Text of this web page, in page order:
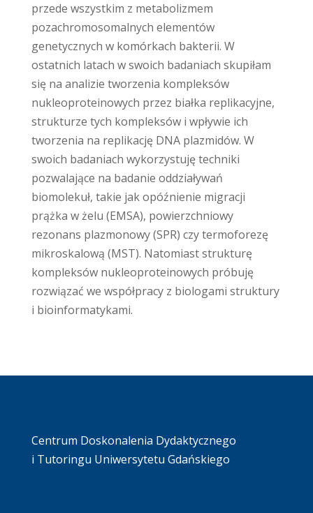
przede wszystkim z metabolizmem
pozachromosomalnych elementów
genetycznych w komórkach bakterii. W
ostatnich latach w swoich badaniach skupiłam
się na analizie tworzenia kompleksów
nukleoproteinowych przez białka replikacyjne,
strukturze tych kompleksów i wpływie ich
tworzenia na replikację DNA plazmidów. W
swoich badaniach wykorzystuję techniki
pozwalające na badanie oddziaływań
biomolekuł, takie jak opóźnienie migracji
prążka w żelu (EMSA), powierzchniowy
rezonans plazmonowy (SPR) czy termoforezę
mikroskalową (MST). Natomiast strukturę
kompleksów nukleoproteinowych próbuję
rozwiązać we współpracy z biologami struktury
i bioinformatykami.
Centrum Doskonalenia Dydaktycznego
i Tutoringu Uniwersytetu Gdańskiego